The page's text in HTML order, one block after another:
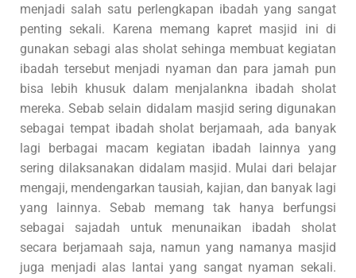
menjadi salah satu perlengkapan ibadah yang sangat
penting sekali. Karena memang kapret masjid ini di
gunakan sebagi alas sholat sehinga membuat kegiatan
ibadah tersebut menjadi nyaman dan para jamah pun
bisa lebih khusuk dalam menjalankna ibadah sholat
mereka. Sebab selain didalam masjid sering digunakan
sebagai tempat ibadah sholat berjamaah, ada banyak
lagi berbagai macam kegiatan ibadah lainnya yang
sering dilaksanakan didalam masjid. Mulai dari belajar
mengaji, mendengarkan tausiah, kajian, dan banyak lagi
yang lainnya. Sebab memang tak hanya berfungsi
sebagai sajadah untuk menunaikan ibadah sholat
secara berjamaah saja, namun yang namanya masjid
juga menjadi alas lantai yang sangat nyaman sekali.